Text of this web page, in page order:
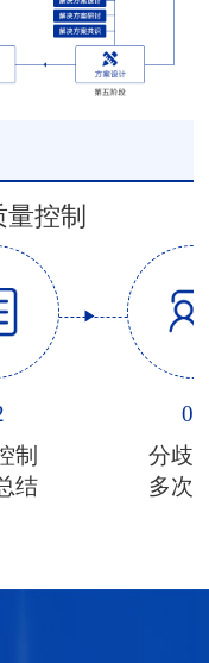
控制
制
结
03
分歧
多次